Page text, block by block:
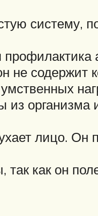
систему,
не содержит
организма
лицо. Он
как он